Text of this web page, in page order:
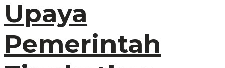
Upaya
Pemerintah